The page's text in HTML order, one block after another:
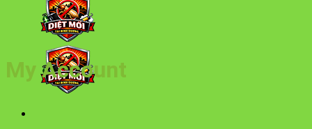
My Account